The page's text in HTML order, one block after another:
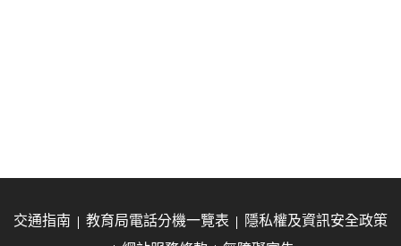
交通指南 教育局電話分機一覽表
隱私權及資訊安全政策